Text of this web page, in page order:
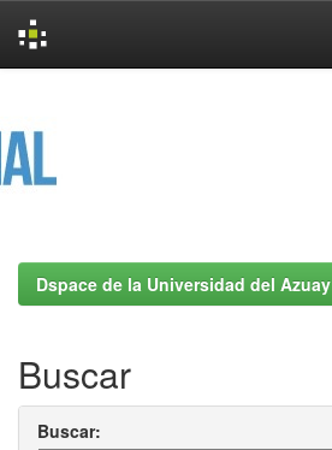
Dspace de la Universidad del Azuay
Buscar
Buscar: